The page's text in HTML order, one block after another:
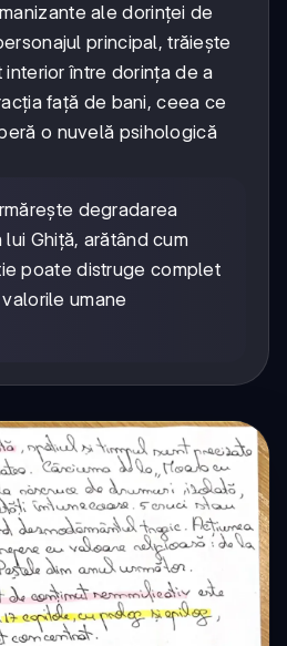
ale dorinței de
principal, trăiește
între dorința de a
față de bani, ceea ce
o nuvelă psihologică
degradarea
Ghiță, arătând cum
poate distruge complet
umane